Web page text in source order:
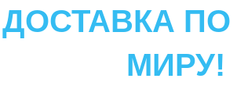
ДОСТАВКА
МИРУ!